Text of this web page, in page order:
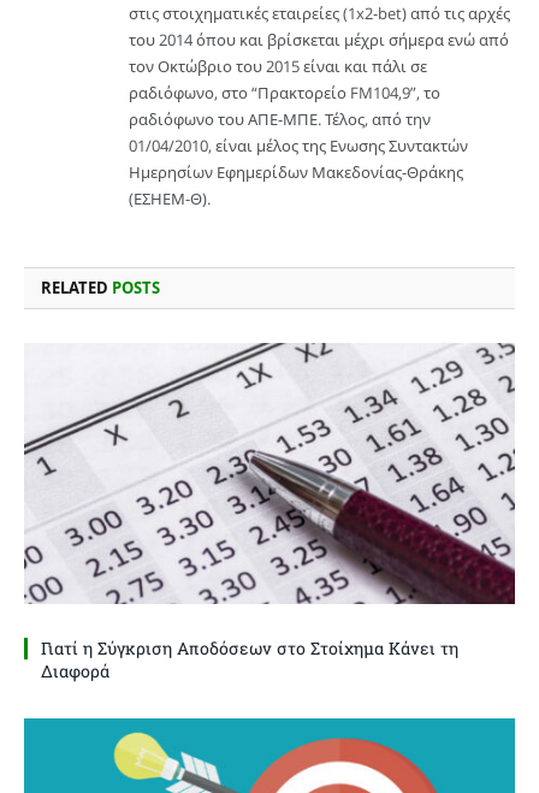
στις στοιχηματικές εταιρείες (1x2-bet) από τις αρχές
του 2014 όπου και βρίσκεται μέχρι σήμερα ενώ από
τον Οκτώβριο του 2015 είναι και πάλι σε
ραδιόφωνο, στο “Πρακτορείο FM104,9”, το
ραδιόφωνο του ΑΠΕ-ΜΠΕ. Τέλος, από την
01/04/2010, είναι μέλος της Ενωσης Συντακτών
Ημερησίων Εφημερίδων Μακεδονίας-Θράκης
(ΕΣΗΕΜ-Θ).
RELATED POSTS
Γιατί η Σύγκριση Αποδόσεων στο Στοίχημα Κάνει τη
Διαφορά